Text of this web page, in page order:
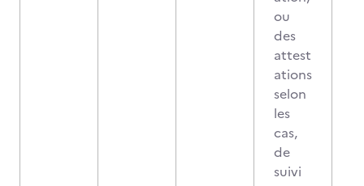
ou
des
attest
ations
selon
les
cas,
de
suivi